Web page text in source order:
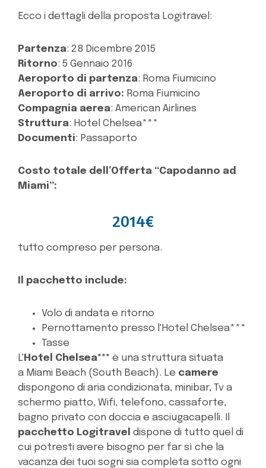
Ecco i dettagli della proposta Logitravel:
Partenza: 28 Dicembre 2015
Ritorno: 5 Gennaio 2016
Aeroporto di partenza: Roma Fiumicino
Aeroporto di arrivo: Roma Fiumicino
Compagnia aerea: American Airlines
Struttura: Hotel Chelsea***
Documenti: Passaporto
Costo totale dell’Offerta “Capodanno ad
Miami”:
2014€
tutto compreso per persona.
Il pacchetto include:
Volo di andata e ritorno
Pernottamento presso l'Hotel Chelsea***
Tasse
L'Hotel Chelsea*** è una struttura situata
a Miami Beach (South Beach). Le camere
dispongono di aria condizionata, minibar, Tv a
schermo piatto, Wifi, telefono, cassaforte,
bagno privato con doccia e asciugacapelli. Il
pacchetto Logitravel dispone di tutto quel di
cui potresti avere bisogno per far sì che la
vacanza dei tuoi sogni sia completa sotto ogni